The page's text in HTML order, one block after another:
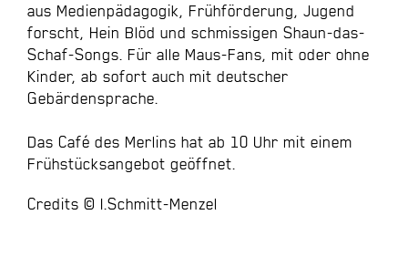
aus Medienpädagogik, Frühförderung, Jugend
forscht, Hein Blöd und schmissigen Shaun-das-
Schaf-Songs. Für alle Maus-Fans, mit oder ohne
Kinder, ab sofort auch mit deutscher
Gebärdensprache.
Das Café des Merlins hat ab 10 Uhr mit einem
Frühstücksangebot geöffnet.
Credits © I.Schmitt-Menzel